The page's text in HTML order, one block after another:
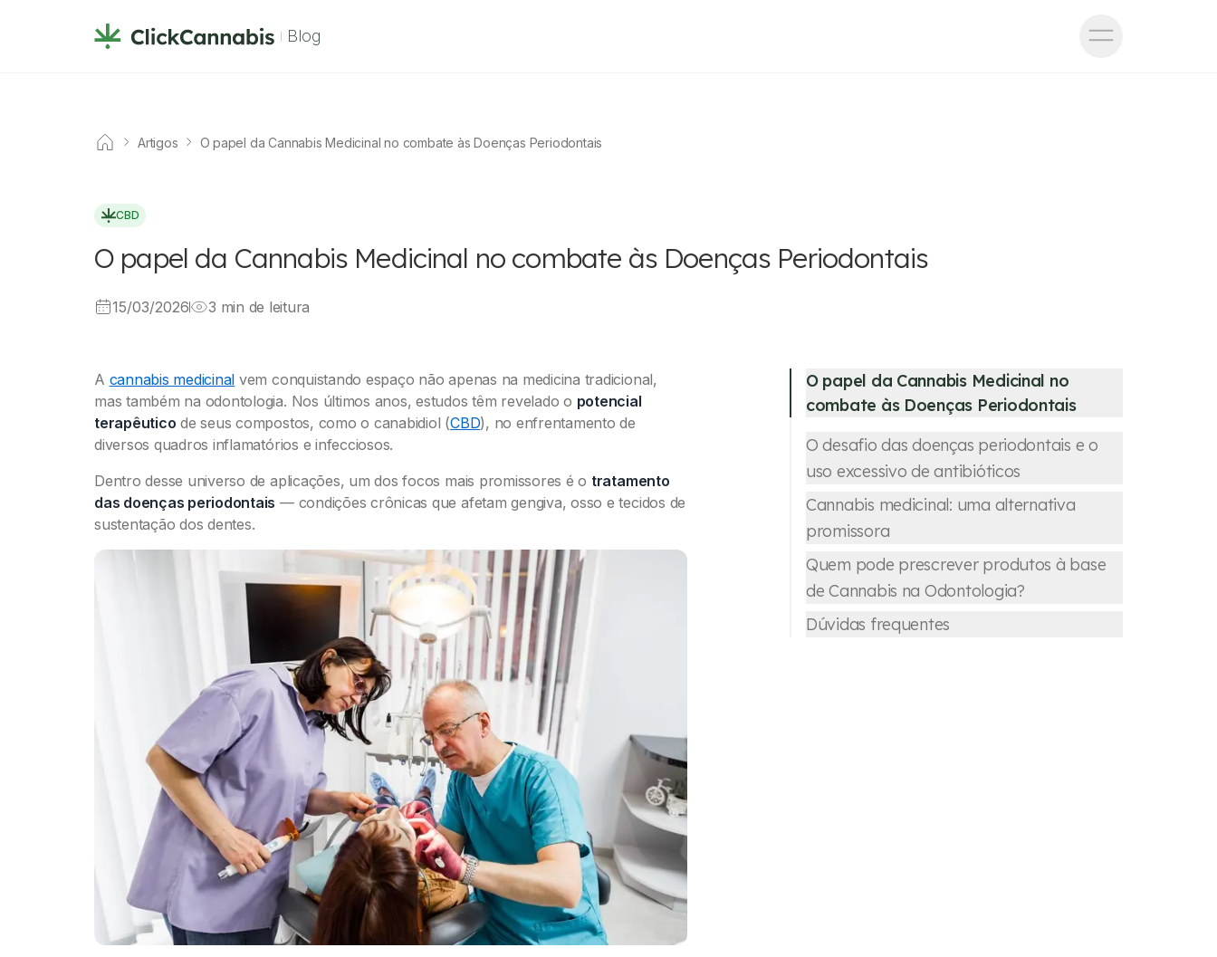
Blog
Artigos O papel da Cannabis Medicinal no combate às Doenças Periodontais
CBD
O papel da Cannabis Medicinal no combate às Doenças Periodontais
15/03/2026 3 min de leitura
A cannabis medicinal vem conquistando espaço não apenas na medicina tradicional,
mas também na odontologia. Nos últimos anos, estudos têm revelado o potencial
terapêutico de seus compostos, como o canabidiol (CBD), no enfrentamento de
diversos quadros inflamatórios e infecciosos.
Dentro desse universo de aplicações, um dos focos mais promissores é o tratamento
das doenças periodontais — condições crônicas que afetam gengiva, osso e tecidos de
sustentação dos dentes.
O papel da Cannabis Medicinal no
combate às Doenças Periodontais
O desafio das doenças periodontais e o
uso excessivo de antibióticos
Cannabis medicinal: uma alternativa
promissora
Quem pode prescrever produtos à base
de Cannabis na Odontologia?
Dúvidas frequentes